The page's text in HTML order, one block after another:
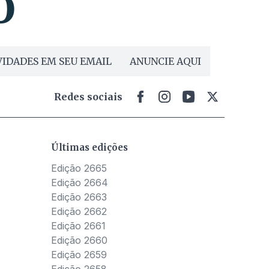
EM SEU EMAIL ANUNCIE AQUI
Redes sociais
Últimas edições
Edição 2665
Edição 2664
Edição 2663
Edição 2662
Edição 2661
Edição 2660
Edição 2659